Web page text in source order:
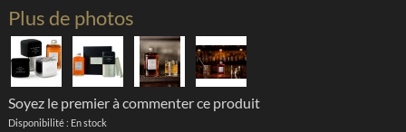
Plus de photos
Soyez le premier à commenter ce produit
Disponibilité : En stock